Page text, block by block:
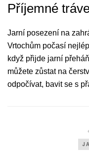
Příjemné
Jarní posezení na
Vrtochům počasí
když přijde jarní
můžete zůstat na
odpočívat, bavit se s